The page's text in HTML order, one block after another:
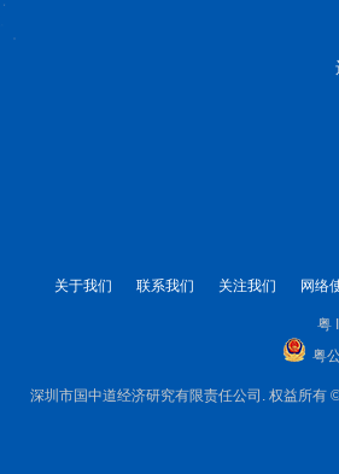
关于我们 联系我们 关注我们 网络
粤
粤
深圳市国中道经济研究有限责任公司. 权益所